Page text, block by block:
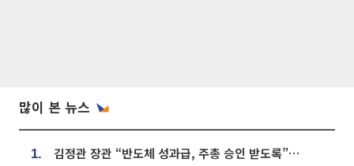
많이 본 뉴스
1. 김정관 장관 “반도체 성과급, 주총 승인 받도록”…상법·자본시장법 개정 시사